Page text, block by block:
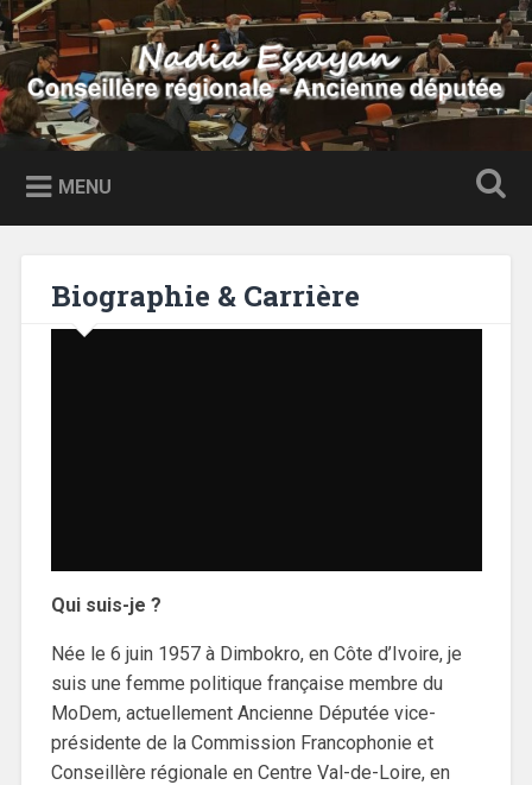
Accéder
au
contenu
principal
Recherche
Nadia Essayan
Conseillère régionale – Ancienne députée
MENU
Biographie & Carrière
Qui suis-je ?
Née le 6 juin 1957 à Dimbokro, en Côte d’Ivoire, je
suis une femme politique française membre du
MoDem, actuellement Ancienne Députée vice-
présidente de la Commission Francophonie et
Conseillère régionale en Centre Val-de-Loire, en